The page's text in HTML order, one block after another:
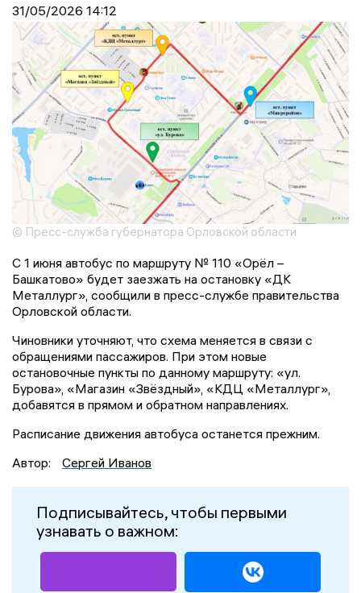
31/05/2026 14:12
© Пресс-служба губернатора Орловской области
С 1 июня автобус по маршруту № 110 «Орёл –
Башкатово» будет заезжать на остановку «ДК
Металлург», сообщили в пресс-службе правительства
Орловской области.
Чиновники уточняют, что схема меняется в связи с
обращениями пассажиров. При этом новые
остановочные пункты по данному маршруту: «ул.
Бурова», «Магазин «Звёздный», «КДЦ «Металлург»,
добавятся в прямом и обратном направлениях.
Расписание движения автобуса останется прежним.
Автор:
Сергей Иванов
Подписывайтесь, чтобы первыми
узнавать о важном: